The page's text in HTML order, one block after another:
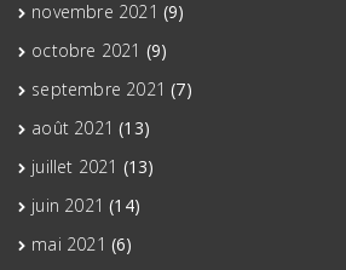
novembre 2021 (9)
octobre 2021 (9)
septembre 2021 (7)
août 2021 (13)
juillet 2021 (13)
juin 2021 (14)
mai 2021 (6)